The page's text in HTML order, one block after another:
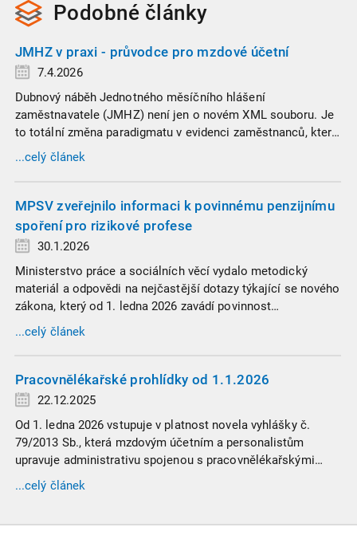
Podobné články
JMHZ v praxi - průvodce pro mzdové účetní
7.4.2026
Dubnový náběh Jednotného měsíčního hlášení
zaměstnavatele (JMHZ) není jen o novém XML souboru. Je
to totální změna paradigmatu v evidenci zaměstnanců, která
propojuje sociální správu, finanční úřady a úřady práce do
jednoho nekompromisního celku
...celý článek
MPSV zveřejnilo informaci k povinnému penzijnímu
spoření pro rizikové profese
30.1.2026
Ministerstvo práce a sociálních věcí vydalo metodický
materiál a odpovědi na nejčastější dotazy týkající se nového
zákona, který od 1. ledna 2026 zavádí povinnost
zaměstnavatelů přispívat na spoření na stáří zaměstnancům
v náročných profesích.
...celý článek
Pracovnělékařské prohlídky od 1.1.2026
22.12.2025
Od 1. ledna 2026 vstupuje v platnost novela vyhlášky č.
79/2013 Sb., která mzdovým účetním a personalistům
upravuje administrativu spojenou s pracovnělékařskými
prohlídkami. Vybrali jsme tři zásadní změny, které ovlivní
vaši každodenní praxi, a stručný přehled ostatních novinek.
...celý článek